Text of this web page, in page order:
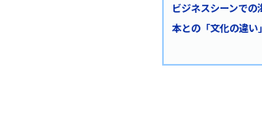
ビジネスシーンで
本との「文化の違い